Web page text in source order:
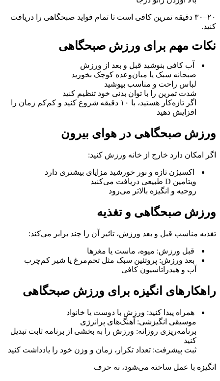
۲۰–۳۰ دقیقه تمرین کافی است تا تمام فواید صبحگاهی را دریافت
کنید.
نکات مهم برای ورزش صبحگاهی
آب کافی بنوشید قبل و بعد از ورزش
صبحانه سبک یا میان‌وعده کوچک بخورید
لباس راحت و مناسب بپوشید
شدت تمرین را با توان بدنی خود تنظیم کنید
اگر تازه‌کار هستید، با ۱۰ دقیقه شروع کنید و کم‌کم زمان را
افزایش دهید
ورزش صبحگاهی در هوای بیرون
اگر امکان دارد خارج از خانه ورزش کنید:
اکسیژن تازه و نور خورشید مزایای بیشتری دارد
ویتامین D طبیعی دریافت می‌کنید
روحیه و انگیزه بالاتر می‌رود
ورزش صبحگاهی و تغذیه
تغذیه مناسب قبل و بعد ورزش، تاثیر آن را چند برابر می‌کند:
قبل ورزش: میوه، ماست یا مغزها
بعد ورزش: پروتئین سبک مثل تخم‌مرغ یا شیر کم‌چرب
آب و هیدراتاسیون کافی
راهکارهای انگیزه برای ورزش صبحگاهی
همراه پیدا کنید: ورزش با دوست یا خانواد
موسیقی انگیزشی: آهنگ‌های پرانرژی
برنامه‌ریزی روزانه: ورزش را به بخشی از برنامه ثابت تبدیل
کنید
ثبت پیشرفت: تعداد تکرار، زمان و وزن خود را یادداشت کنید
انگیزه با عمل ساخته می‌شود، نه حرف